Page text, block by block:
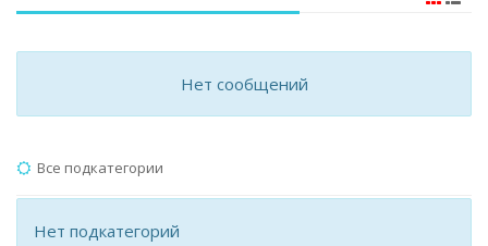
Нет сообщений
Все подкатегории
Нет подкатегорий